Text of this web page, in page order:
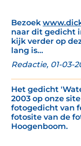
Bezoek
naar dit gedicht
kijk verder op
lang is...
Redactie, 01-03-
Het gedicht
2003 op onze
fotogedicht van
fotosite van de
Hoogenboom.